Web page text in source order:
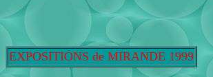
EXPOSITIONS de MIRANDE 1999